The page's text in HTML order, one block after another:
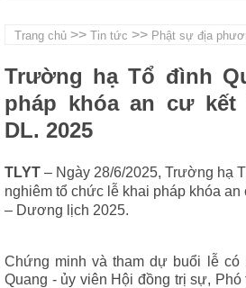
Trang chủ >> Tin tức >> Phật sự địa
Trường hạ Tổ đình
pháp khóa an cư kết
DL. 2025
TLYT – Ngày 28/6/2025, Trường hạ
nghiêm tổ chức lễ khai pháp khóa
– Dương lịch 2025.
Chứng minh và tham dự buổi lễ
Quang - ủy viên Hội đồng trị sự,